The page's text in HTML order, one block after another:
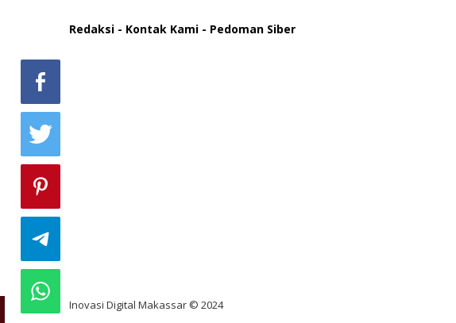
Redaksi - Kontak Kami - Pedoman Siber
Inovasi Digital Makassar © 2024